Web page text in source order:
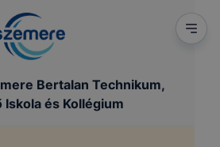
Bertalan Technikum,
Iskola és Kollégium